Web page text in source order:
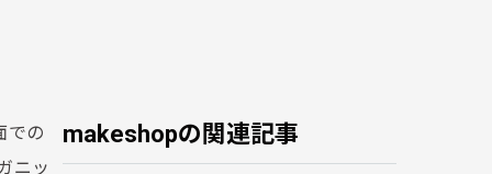
での
ニッ
makeshopの関連記事